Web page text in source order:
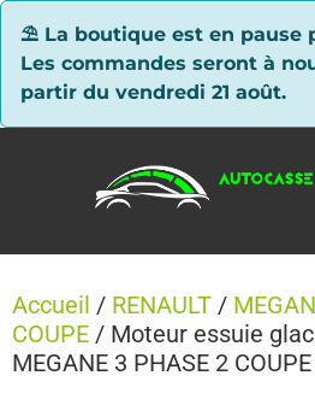
⛱ La boutique est en pause
Les commandes seront à
partir du vendredi 21 août.
Accueil / RENAULT /
COUPE / Moteur essuie
MEGANE 3 PHASE 2
Panneau de gestion des